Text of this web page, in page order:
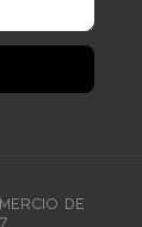
DE